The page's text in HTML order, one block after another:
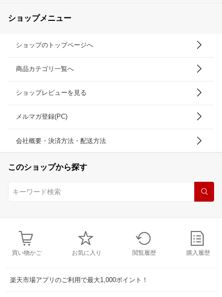
ショップメニュー
ショップのトップページへ
商品カテゴリ一覧へ
ショップレビューを見る
メルマガ登録(PC)
会社概要・決済方法・配送方法
このショップから探す
買い物かご お気に入り 閲覧履歴 購入履歴
楽天市場アプリのご利用で最大1,000ポイント！